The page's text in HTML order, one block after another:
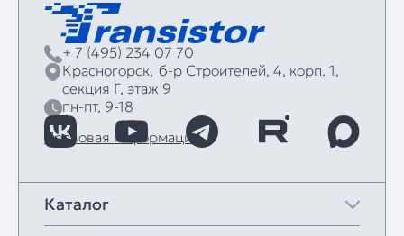
+ 7 (495) 234 07 70
Красногорск, б‑р Строителей, 4, корп. 1,
секция Г, этаж 9
пн-пт, 9-18
Правовая информация
Каталог